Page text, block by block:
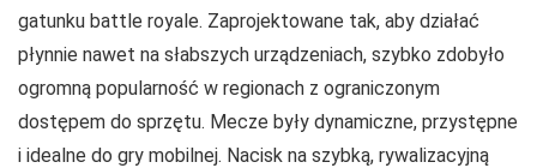
gatunku battle royale. Zaprojektowane tak, aby działać
płynnie nawet na słabszych urządzeniach, szybko zdobyło
ogromną popularność w regionach z ograniczonym
dostępem do sprzętu. Mecze były dynamiczne, przystępne
i idealne do gry mobilnej. Nacisk na szybką, rywalizacyjną